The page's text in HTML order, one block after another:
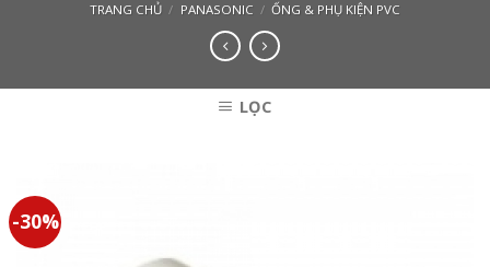
TRANG CHỦ / PANASONIC / ỐNG & PHỤ KIỆN PVC
LỌC
-30%